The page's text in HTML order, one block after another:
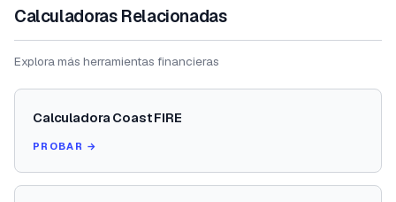
Calculadoras Relacionadas
Explora más herramientas financieras
Calculadora Coast FIRE
PROBAR →